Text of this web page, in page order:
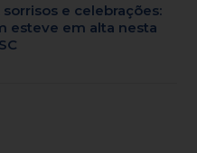
e celebrações:
esteve em alta nesta